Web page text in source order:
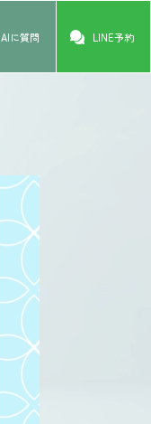
AIに質問 LINE予約